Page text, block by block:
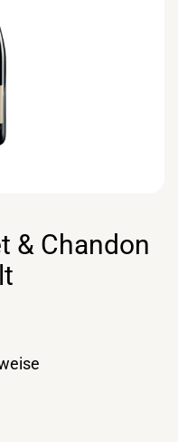
& Chandon